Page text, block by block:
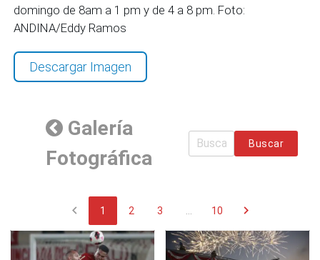
domingo de 8am a 1 pm y de 4 a 8 pm. Foto:
ANDINA/Eddy Ramos
Descargar Imagen
Galería
Fotográfica
Buscar
chevron_left 1 2 3 10 chevron_right